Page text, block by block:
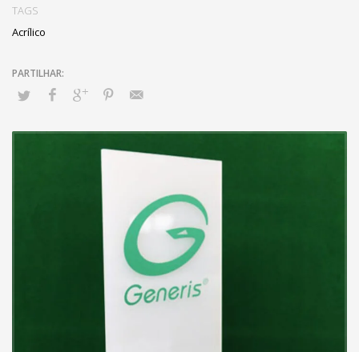
TAGS
Acrílico